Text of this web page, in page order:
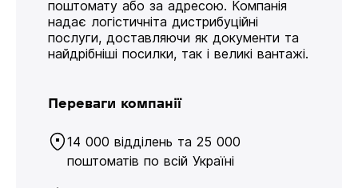
поштомату або за адресою. Компанія
надає логістичніта дистрибуційні
послуги, доставляючи як документи та
найдрібніші посилки, так і великі вантажі.
Переваги компанії
14 000 відділень та 25 000
поштоматів по всій Україні